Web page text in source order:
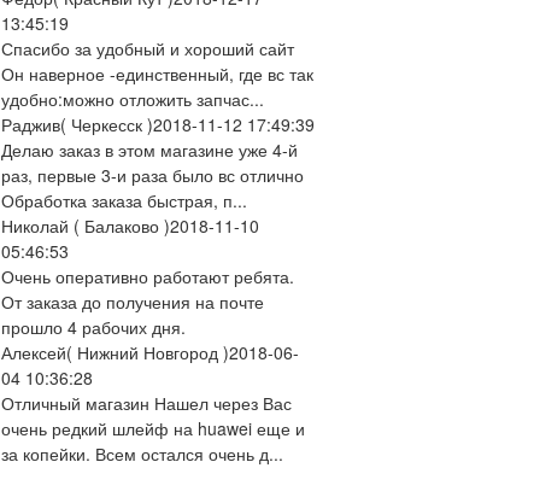
13:45:19
Спасибо за удобный и хороший сайт
Он наверное -единственный, где вс так
удобно:можно отложить запчас...
Раджив( Черкесск )2018-11-12 17:49:39
Делаю заказ в этом магазине уже 4-й
раз, первые 3-и раза было вс отлично
Обработка заказа быстрая, п...
Николай ( Балаково )2018-11-10
05:46:53
Очень оперативно работают ребята.
От заказа до получения на почте
прошло 4 рабочих дня.
Алексей( Нижний Новгород )2018-06-
04 10:36:28
Отличный магазин Нашел через Вас
очень редкий шлейф на huawei еще и
за копейки. Всем остался очень д...